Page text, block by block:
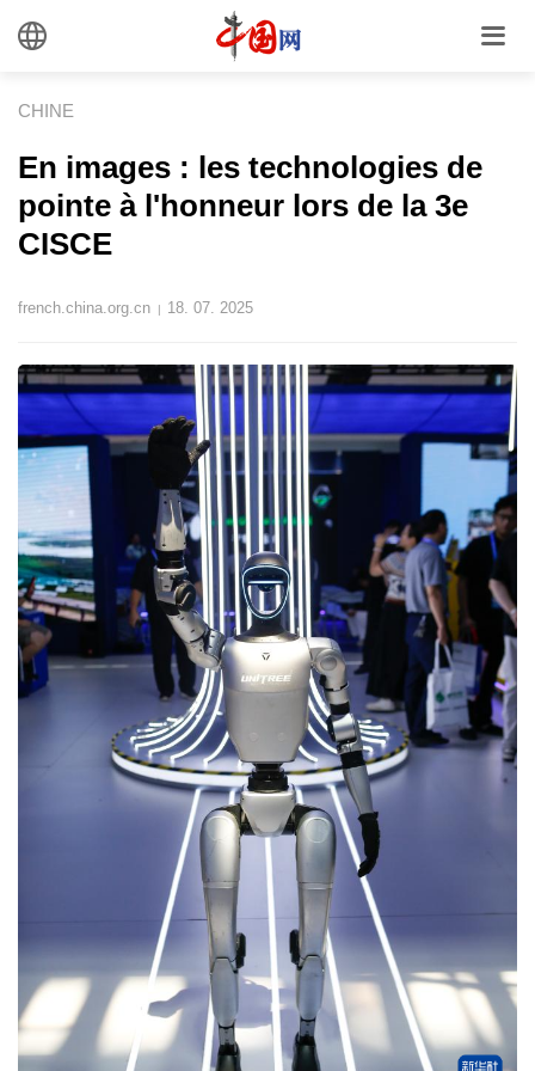
CHINE
En images : les technologies de
pointe à l'honneur lors de la 3e
CISCE
french.china.org.cn | 18. 07. 2025